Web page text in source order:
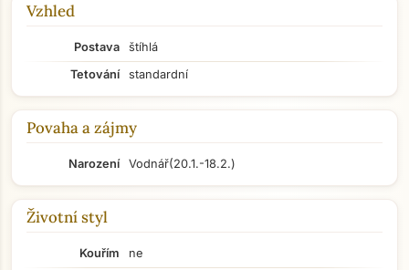
Vzhled
Postava
štíhlá
Tetování
standardní
Povaha a zájmy
Narození Vodnář(20.1.-18.2.)
Životní styl
Kouřím
ne